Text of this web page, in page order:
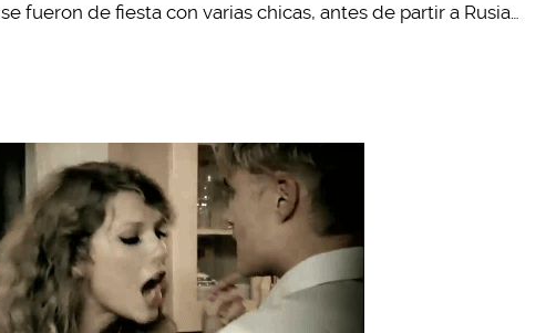
fueron de fiesta con varias chicas, antes de partir a Rusia…